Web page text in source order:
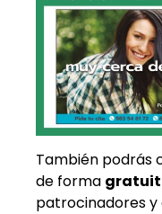
También podrás
de forma
patrocinadores y